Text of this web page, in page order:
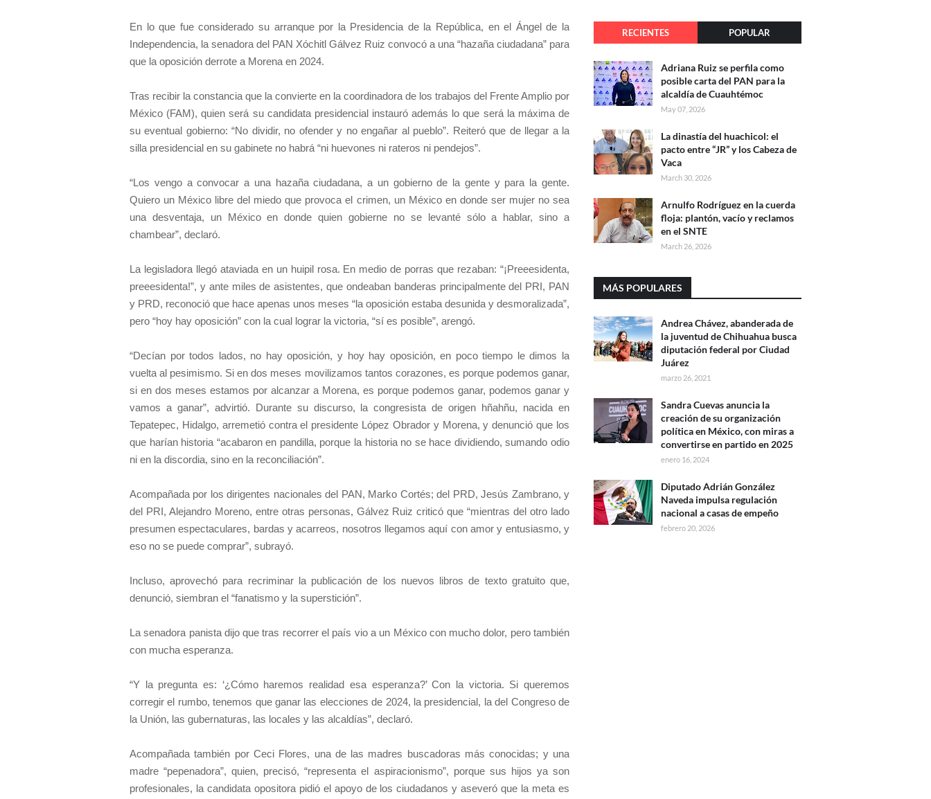
En lo que fue considerado su arranque por la Presidencia de la República, en el Ángel de la
Independencia, la senadora del PAN Xóchitl Gálvez Ruiz convocó a una “hazaña ciudadana” para
que la oposición derrote a Morena en 2024.
Tras recibir la constancia que la convierte en la coordinadora de los trabajos del Frente Amplio por
México (FAM), quien será su candidata presidencial instauró además lo que será la máxima de
su eventual gobierno: “No dividir, no ofender y no engañar al pueblo”. Reiteró que de llegar a la
silla presidencial en su gabinete no habrá “ni huevones ni rateros ni pendejos”.
“Los vengo a convocar a una hazaña ciudadana, a un gobierno de la gente y para la gente.
Quiero un México libre del miedo que provoca el crimen, un México en donde ser mujer no sea
una desventaja, un México en donde quien gobierne no se levanté sólo a hablar, sino a
chambear”, declaró.
La legisladora llegó ataviada en un huipil rosa. En medio de porras que rezaban: “¡Preeesidenta,
preeesidenta!”, y ante miles de asistentes, que ondeaban banderas principalmente del PRI, PAN
y PRD, reconoció que hace apenas unos meses “la oposición estaba desunida y desmoralizada”,
pero “hoy hay oposición” con la cual lograr la victoria, “sí es posible”, arengó.
“Decían por todos lados, no hay oposición, y hoy hay oposición, en poco tiempo le dimos la
vuelta al pesimismo. Si en dos meses movilizamos tantos corazones, es porque podemos ganar,
si en dos meses estamos por alcanzar a Morena, es porque podemos ganar, podemos ganar y
vamos a ganar”, advirtió. Durante su discurso, la congresista de origen hñahñu, nacida en
Tepatepec, Hidalgo, arremetió contra el presidente López Obrador y Morena, y denunció que los
que harían historia “acabaron en pandilla, porque la historia no se hace dividiendo, sumando odio
ni en la discordia, sino en la reconciliación”.
Acompañada por los dirigentes nacionales del PAN, Marko Cortés; del PRD, Jesús Zambrano, y
del PRI, Alejandro Moreno, entre otras personas, Gálvez Ruiz criticó que “mientras del otro lado
presumen espectaculares, bardas y acarreos, nosotros llegamos aquí con amor y entusiasmo, y
eso no se puede comprar”, subrayó.
Incluso, aprovechó para recriminar la publicación de los nuevos libros de texto gratuito que,
denunció, siembran el “fanatismo y la superstición”.
La senadora panista dijo que tras recorrer el país vio a un México con mucho dolor, pero también
con mucha esperanza.
“Y la pregunta es: ‘¿Cómo haremos realidad esa esperanza?’ Con la victoria. Si queremos
corregir el rumbo, tenemos que ganar las elecciones de 2024, la presidencial, la del Congreso de
la Unión, las gubernaturas, las locales y las alcaldías”, declaró.
Acompañada también por Ceci Flores, una de las madres buscadoras más conocidas; y una
madre “pepenadora”, quien, precisó, “representa el aspiracionismo”, porque sus hijos ya son
profesionales, la candidata opositora pidió el apoyo de los ciudadanos y aseveró que la meta es
RECIENTES POPULAR
Adriana Ruiz se perfila como
posible carta del PAN para la
alcaldía de Cuauhtémoc
May 07, 2026
La dinastía del huachicol: el
pacto entre “JR” y los Cabeza de
Vaca
March 30, 2026
Arnulfo Rodríguez en la cuerda
floja: plantón, vacío y reclamos
en el SNTE
March 26, 2026
MÁS POPULARES
Andrea Chávez, abanderada de
la juventud de Chihuahua busca
diputación federal por Ciudad
Juárez
marzo 26, 2021
Sandra Cuevas anuncia la
creación de su organización
política en México, con miras a
convertirse en partido en 2025
enero 16, 2024
Diputado Adrián González
Naveda impulsa regulación
nacional a casas de empeño
febrero 20, 2026